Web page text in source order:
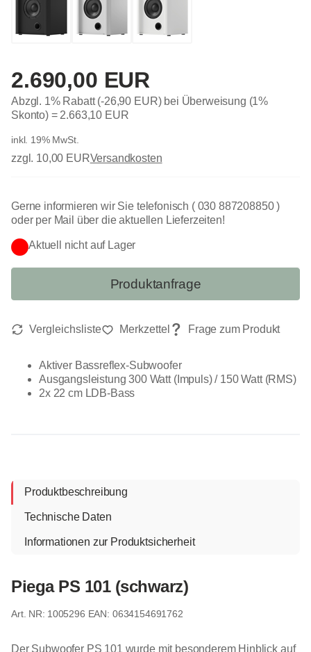
Aktiver Bassreflex-Subwoofer
Ausgangsleistung 300 Watt (Impuls) / 150 Watt (RMS)
2x 22 cm LDB-Bass
2.690,00 EUR
Abzgl. 1% Rabatt (-26,90 EUR) bei Überweisung (1%
Skonto) = 2.663,10 EUR
inkl. 19% MwSt.
zzgl. 10,00 EURVersandkosten
Aktuell nicht auf Lager
Gerne informieren wir Sie telefonisch ( 030 887208850 )
oder per Mail über die aktuellen Lieferzeiten!
Produktanfrage
Produktbeschreibung
Technische Daten
Informationen zur Produktsicherheit
Piega PS 101 (schwarz)
1005296 EAN: 0634154691762
Der Subwoofer PS 101 wurde mit besonderem Hinblick auf